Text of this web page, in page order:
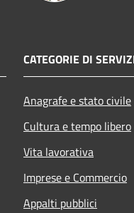
CATEGORIE DI
Anagrafe e stato civile
Cultura e tempo libero
Vita lavorativa
Imprese e Commercio
Appalti pubblici